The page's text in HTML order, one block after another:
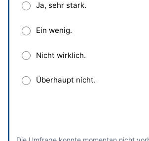
Ja, sehr stark.
Ein wenig.
Nicht wirklich.
Überhaupt nicht.